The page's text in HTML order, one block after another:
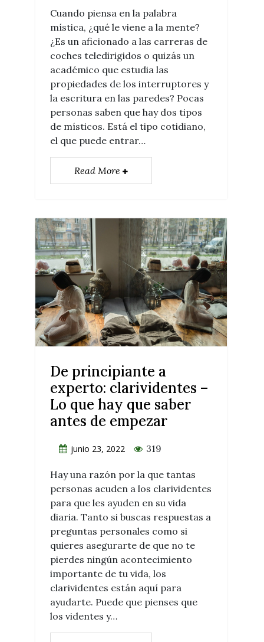
Cuando piensa en la palabra
mística, ¿qué le viene a la mente?
¿Es un aficionado a las carreras de
coches teledirigidos o quizás un
académico que estudia las
propiedades de los interruptores y
la escritura en las paredes? Pocas
personas saben que hay dos tipos
de místicos. Está el tipo cotidiano,
el que puede entrar…
Read More
De principiante a
experto: clarividentes –
Lo que hay que saber
antes de empezar
junio 23, 2022 319
Hay una razón por la que tantas
personas acuden a los clarividentes
para que les ayuden en su vida
diaria. Tanto si buscas respuestas a
preguntas personales como si
quieres asegurarte de que no te
pierdes ningún acontecimiento
importante de tu vida, los
clarividentes están aquí para
ayudarte. Puede que pienses que
los videntes y…